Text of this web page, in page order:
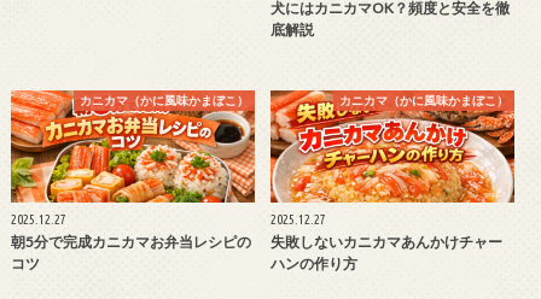
犬にはカニカマOK？頻度と安全を徹
底解説
カニカマ（かに風味かまぼこ）
2025.12.27
朝5分で完成カニカマお弁当レシピの
コツ
カニカマ（かに風味かまぼこ）
2025.12.27
失敗しないカニカマあんかけチャー
ハンの作り方